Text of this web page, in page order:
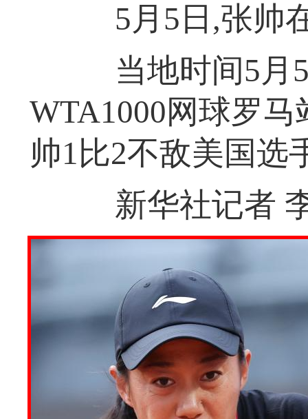
5月5日,张帅
当地时间5月5
WTA1000网球罗
帅1比2不敌美国选
新华社记者